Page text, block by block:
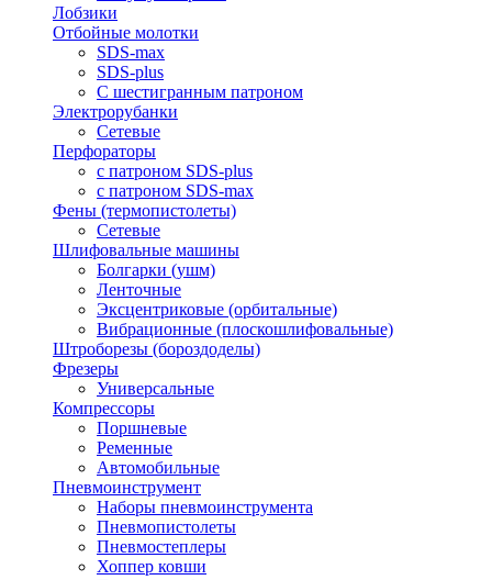
Лобзики
Отбойные молотки
SDS-max
SDS-plus
С шестигранным патроном
Электрорубанки
Сетевые
Перфораторы
с патроном SDS-plus
с патроном SDS-max
Фены (термопистолеты)
Сетевые
Шлифовальные машины
Болгарки (ушм)
Ленточные
Эксцентриковые (орбитальные)
Вибрационные (плоскошлифовальные)
Штроборезы (бороздоделы)
Фрезеры
Универсальные
Компрессоры
Поршневые
Ременные
Автомобильные
Пневмоинструмент
Наборы пневмоинструмента
Пневмопистолеты
Пневмостеплеры
Хоппер ковши